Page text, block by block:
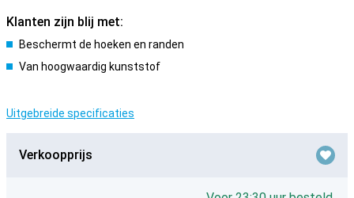
Klanten zijn blij met:
Beschermt de hoeken en randen
Van hoogwaardig kunststof
Uitgebreide specificaties
Verkoopprijs